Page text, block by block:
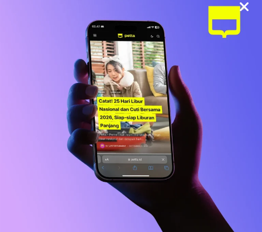
Tweet
View Comments (0)
Konten Populer
ENTERTAINMENT
Beban Utang Rp15 Juta Bikin Iqbaal
Ramadhan Nekat Jualan Gorengan di